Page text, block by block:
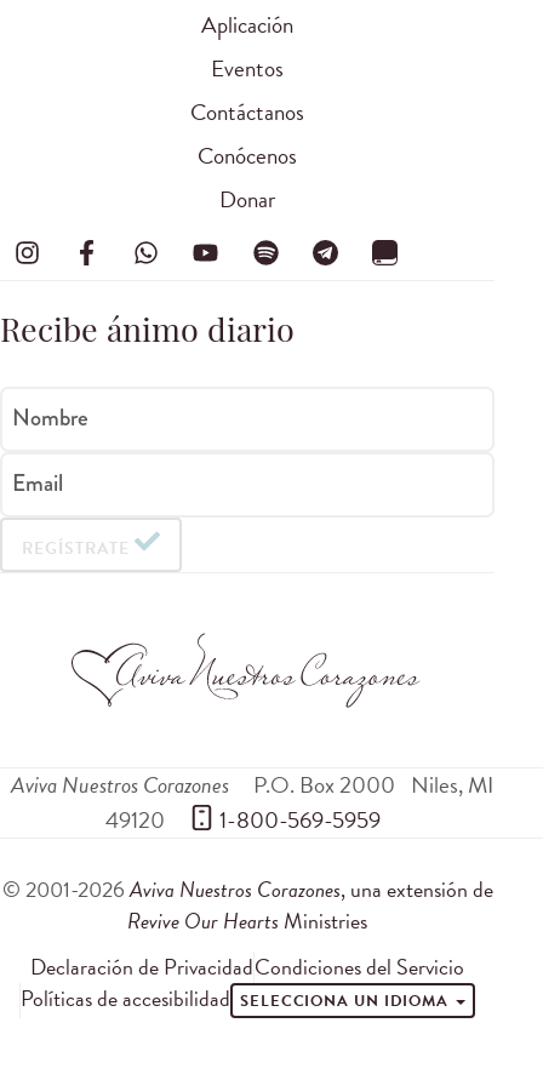
Aplicación
Eventos
Contáctanos
Conócenos
Donar
Recibe ánimo diario
Nombre
Email
REGÍSTRATE
Aviva Nuestros Corazones P.O. Box 2000 Niles,MI
49120
1-800-569-5959
© 2001-2026Aviva Nuestros Corazones, una extensión de
Revive Our Hearts Ministries
Declaración de PrivacidadCondiciones del Servicio
Políticas de accesibilidad SELECCIONA UN IDIOMA